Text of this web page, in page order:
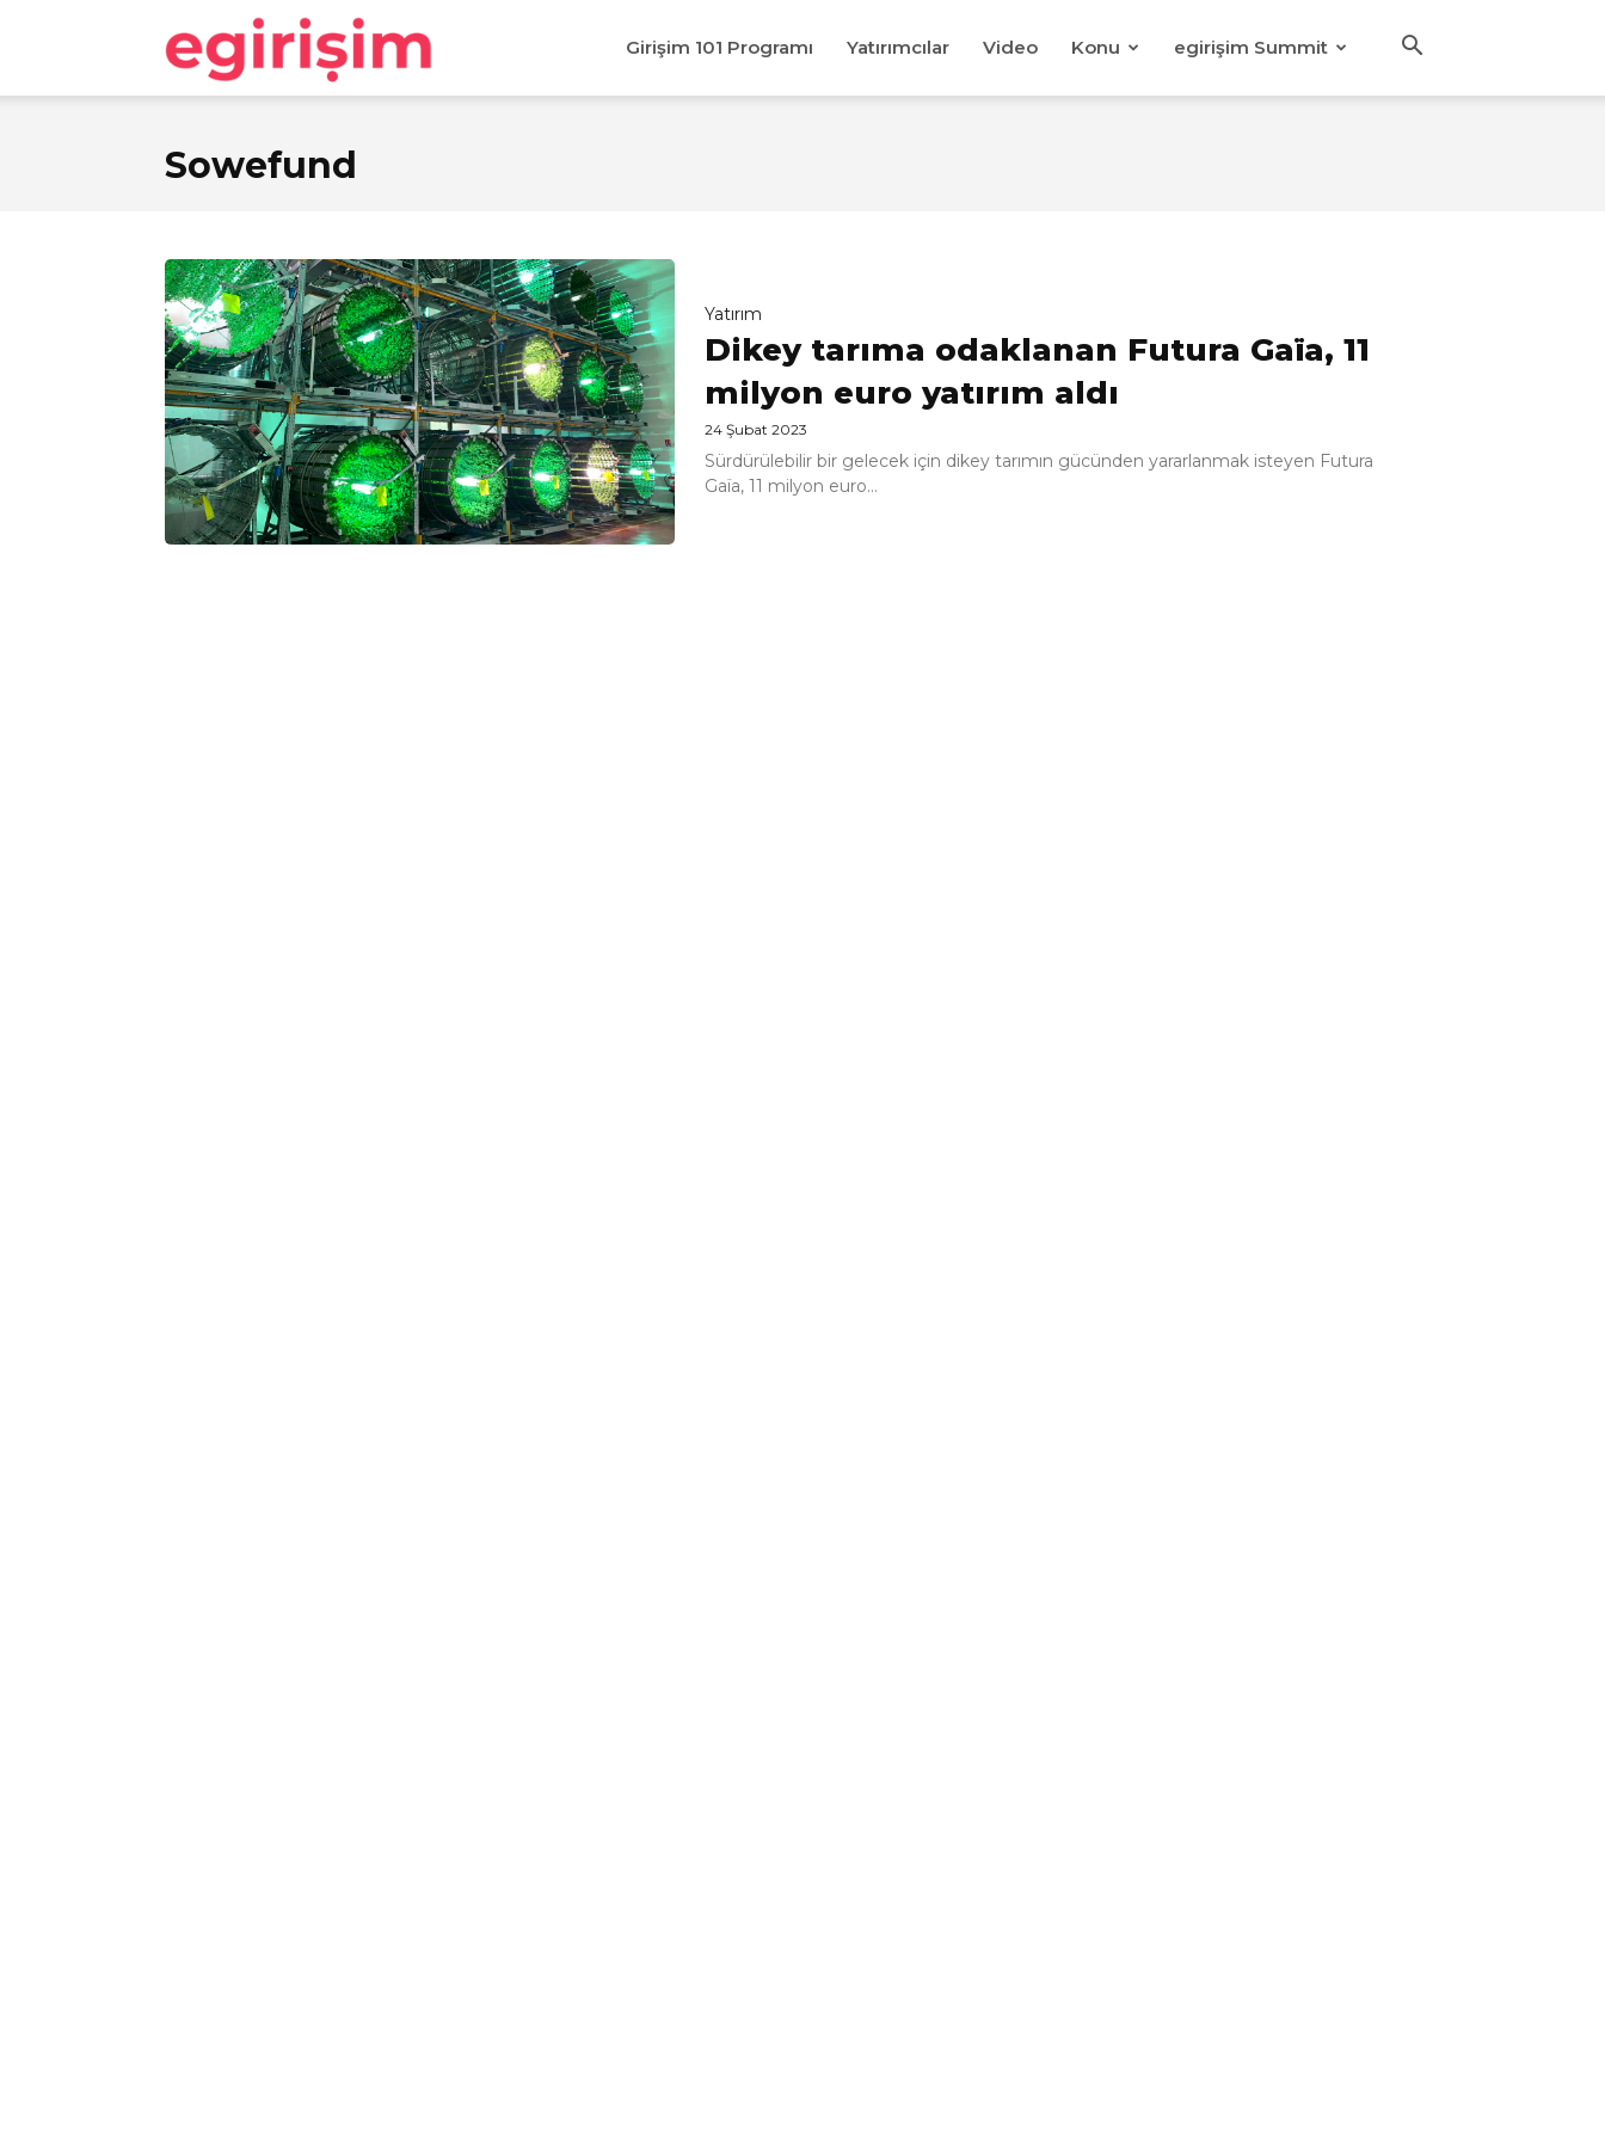
egirişim Girişim 101 Programı Yatırımcılar Video Konu egirişim Summit
Sowefund
Yatırım
Dikey tarıma odaklanan Futura Gaïa, 11
milyon euro yatırım aldı
24 Şubat 2023
Sürdürülebilir bir gelecek için dikey tarımın gücünden yararlanmak isteyen Futura
Gaïa, 11 milyon euro...